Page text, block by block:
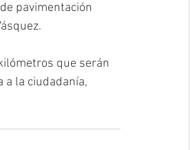
pavimentación
que serán
a la ciudadanía,